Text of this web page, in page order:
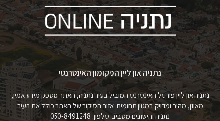
נתניה און ליין המקומון האינטרנטי
נתניה און ליין פורטל האינטרנט המוביל בעיר נתניה, האתר מספק מידע אמין,
מאוזן, מהיר ומדויק במגוון תחומים. אזור הסיקור של האתר כולל את העיר
נתניה והישובים מסביב. טלפון: 050-8491248